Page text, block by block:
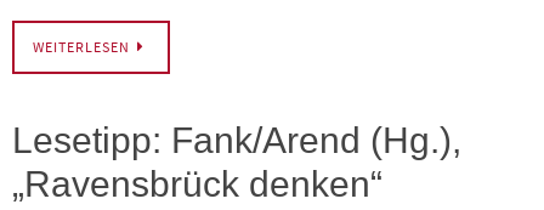
WEITERLESEN
Lesetipp: Fank/Arend (Hg.),
„Ravensbrück denken“